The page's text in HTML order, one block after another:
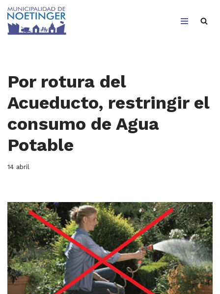
Saltar
Por rotura del
Acueducto, restringir el
consumo de Agua
Potable
14 abril